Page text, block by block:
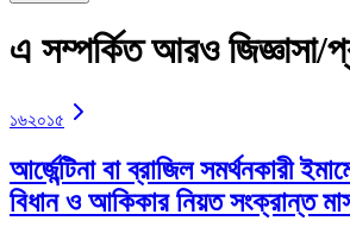
এ সম্পর্কিত আরও
১৬২০১৫
আর্জেন্টিনা বা ব্রাজিল সমর্থনকারী
বিধান ও আকিকার নিয়ত সংক্রান্ত